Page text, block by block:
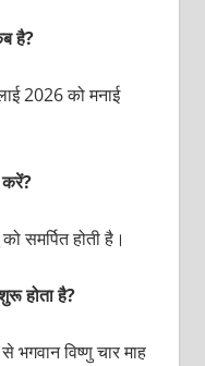
है?
2026 को मनाई
करें?
समर्पित होती है।
होता है?
भगवान विष्णु चार माह